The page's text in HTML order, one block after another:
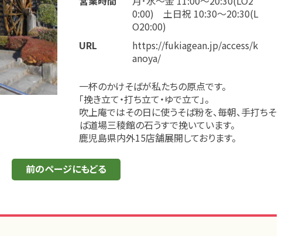
0:00) 土日祝 10:30～20:30(L
O20:00)
URL
https://fukiagean.jp/access/k
anoya/
一杯のかけそばが私たちの原点です。
「挽き立て・打ち立て・ゆで立て」。
吹上庵ではその日に使うそば粉を、毎朝、手打ちそ
ば道場三稜館の石うすで挽いています。
鹿児島県内外15店舗展開しております。
前のページにもどる